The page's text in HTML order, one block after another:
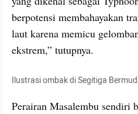
berpotensi membahayakan
laut karena memicu
ekstrem,” tutupnya.
Ilustrasi ombak di Segitiga
Perairan Masalembu sendiri